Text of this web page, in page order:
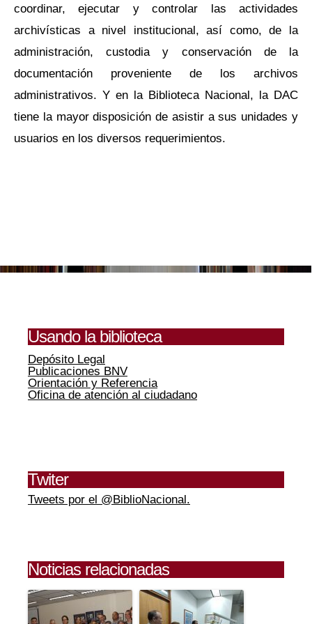
coordinar, ejecutar y controlar las actividades
archivísticas a nivel institucional, así como, de la
administración, custodia y conservación de la
documentación proveniente de los archivos
administrativos. Y en la Biblioteca Nacional, la DAC
tiene la mayor disposición de asistir a sus unidades y
usuarios en los diversos requerimientos.
Usando la biblioteca
Depósito Legal
Publicaciones BNV
Orientación y Referencia
Oficina de atención al ciudadano
Twiter
Tweets por el @BiblioNacional.
Noticias relacionadas